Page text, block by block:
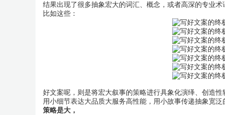
结果出现了很多抽象宏大的词汇、概念，或者高深的专业术
比如这些：
好文案呢，则是将宏大叙事的策略进行具象化演绎、创造性
用小细节表达大品质大服务高性能，用小故事传递抽象宽
策略是大，